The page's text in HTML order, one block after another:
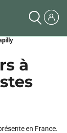
à
en France.